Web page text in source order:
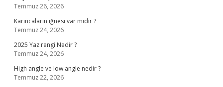
Temmuz 26, 2026
Karıncaların iğnesi var mıdır ?
Temmuz 24, 2026
2025 Yaz rengi Nedir ?
Temmuz 24, 2026
High angle ve low angle nedir ?
Temmuz 22, 2026